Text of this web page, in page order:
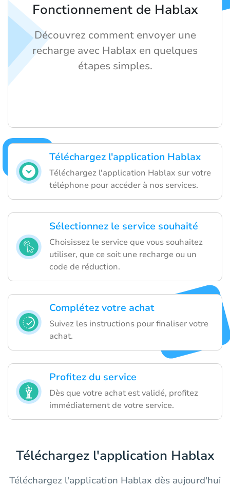
Téléchargez l'application Hablax
Téléchargez l'application Hablax sur votre
téléphone pour accéder à nos services.
Sélectionnez le service souhaité
Choisissez le service que vous souhaitez
utiliser, que ce soit une recharge ou un
code de réduction.
Complétez votre achat
Suivez les instructions pour finaliser votre
achat.
Profitez du service
Dès que votre achat est validé, profitez
immédiatement de votre service.
Fonctionnement de Hablax
Découvrez comment envoyer une
recharge avec Hablax en quelques
étapes simples.
Téléchargez l'application Hablax
Téléchargez l'application Hablax dès aujourd'hui